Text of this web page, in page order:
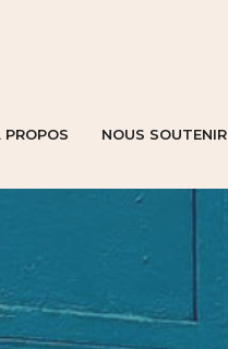
PROPOS NOUS SOUTENIR